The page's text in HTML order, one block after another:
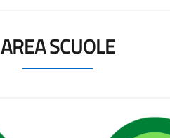
AREA SCUOLE